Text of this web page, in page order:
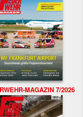
MAGAZIN 7/2026